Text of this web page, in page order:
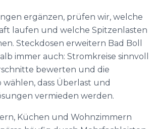
ergänzen, prüfen wir, welche
laufen und welche Spitzenlasten
Steckdosen erweitern Bad Boll
immer auch: Stromkreise sinnvoll
bewerten und die
wählen, dass Überlast und
vermieden werden.
Küchen und Wohnzimmern